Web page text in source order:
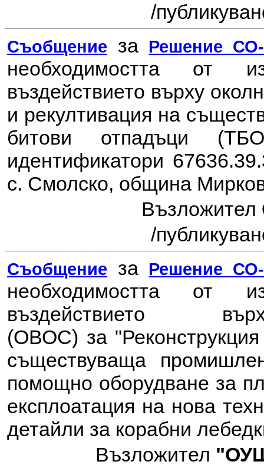
/
Съобщение за Решение СО-
необходимостта от
въздействието върху
и рекултивация на
битови отпадъци
идентификатори
с. Смолско, община
Възложител
/
Съобщение за Решение СО-
необходимостта от
въздействието
(ОВОС) за
съществуваща
помощно оборудване за
експлоатация на нова
детайли за корабни
Възложител